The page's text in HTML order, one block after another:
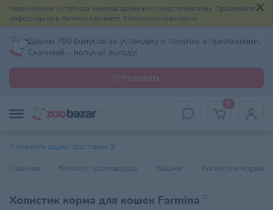
Уведомления о статусах заказов временно приостановлены. Проверяйте
информацию в Личном кабинете. Приносим извинения.
Дарим 700 бонусов за установку и покупку в приложении.
Скачивай – получай выгоду!
Установить
0
Уточнить адрес доставки
Главная
Каталог зоотоваров Кошки Холистик корма
Холистик корма для кошек Farmina 20